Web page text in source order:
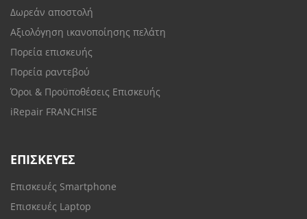
Δωρεάν αποστολή
Αξιολόγηση ικανοποίησης πελάτη
Πορεία επισκευής
Πορεία ραντεβού
Όροι & Προϋποθέσεις Επισκευής
iRepair FRANCHISE
ΕΠΙΣΚΕΥΈΣ
Επισκευές Smartphone
Επισκευές Laptop